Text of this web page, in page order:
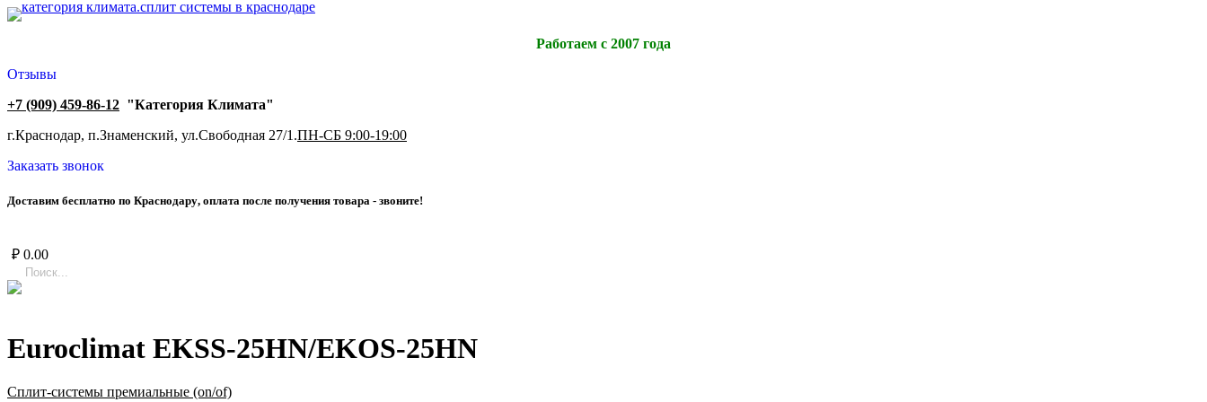
Работаем с 2007 года
Отзывы
+7 (909) 459-86-12 "Категория Климата"
г.Краснодар, п.Знаменский, ул.Свободная 27/1.ПН-СБ 9:00-19:00
Заказать звонок
Доставим бесплатно по Краснодару, оплата после получения товара - звоните!
₽ 0.00
Euroclimat EKSS-25HN/EKOS-25HN
Сплит-системы премиальные (on/of)